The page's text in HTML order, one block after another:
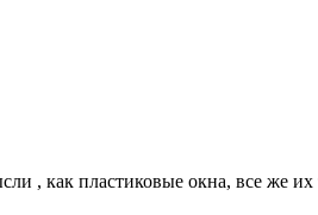
, как пластиковые окна, все же